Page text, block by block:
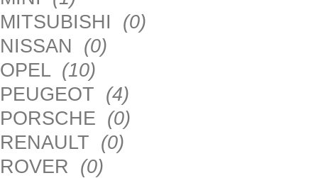
MITSUBISHI (0)
NISSAN (0)
OPEL (10)
PEUGEOT (4)
PORSCHE (0)
RENAULT (0)
ROVER (0)